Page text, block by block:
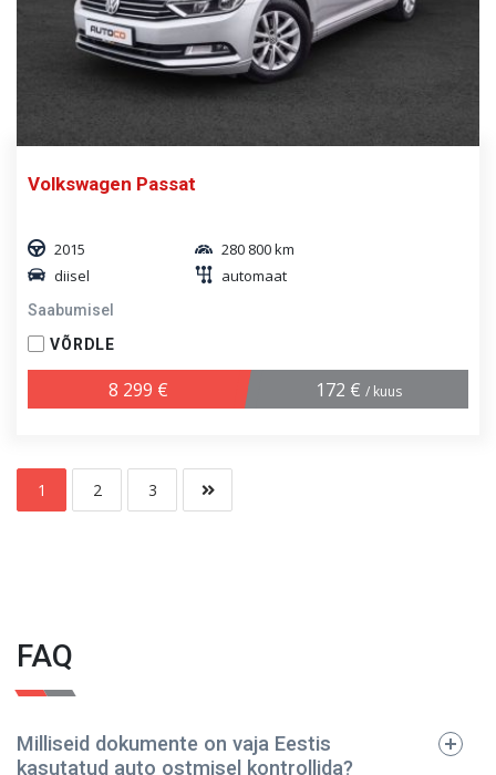
Volkswagen Passat
2015
280 800 km
diisel
automaat
Saabumisel
VÕRDLE
8 299 € 172 € / kuus
1 2 3
FAQ
Milliseid dokumente on vaja Eestis
kasutatud auto ostmisel kontrollida?